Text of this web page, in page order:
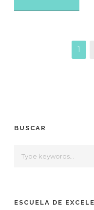
1
BUSCAR
ESCUELA DE